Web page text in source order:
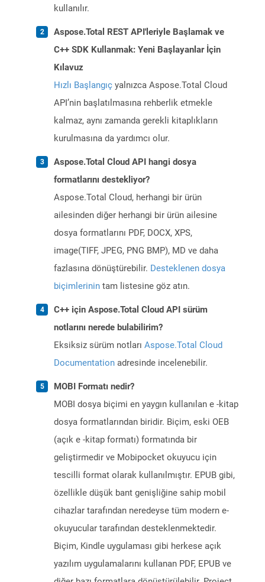
kullanılır.
Aspose.Total REST API'leriyle Başlamak ve
C++ SDK Kullanmak: Yeni Başlayanlar İçin
Kılavuz
Hızlı Başlangıç yalnızca Aspose.Total Cloud
API’nin başlatılmasına rehberlik etmekle
kalmaz, aynı zamanda gerekli kitaplıkların
kurulmasına da yardımcı olur.
Aspose.Total Cloud API hangi dosya
formatlarını destekliyor?
Aspose.Total Cloud, herhangi bir ürün
ailesinden diğer herhangi bir ürün ailesine
dosya formatlarını PDF, DOCX, XPS,
image(TIFF, JPEG, PNG BMP), MD ve daha
fazlasına dönüştürebilir. Desteklenen dosya
biçimlerinin tam listesine göz atın.
C++ için Aspose.Total Cloud API sürüm
notlarını nerede bulabilirim?
Eksiksiz sürüm notları Aspose.Total Cloud
Documentation adresinde incelenebilir.
MOBI Formatı nedir?
MOBI dosya biçimi en yaygın kullanılan e -kitap
dosya formatlarından biridir. Biçim, eski OEB
(açık e -kitap formatı) formatında bir
geliştirmedir ve Mobipocket okuyucu için
tescilli format olarak kullanılmıştır. EPUB gibi,
özellikle düşük bant genişliğine sahip mobil
cihazlar tarafından neredeyse tüm modern e-
okuyucular tarafından desteklenmektedir.
Biçim, Kindle uygulaması gibi herkese açık
yazılım uygulamalarını kullanan PDF, EPUB ve